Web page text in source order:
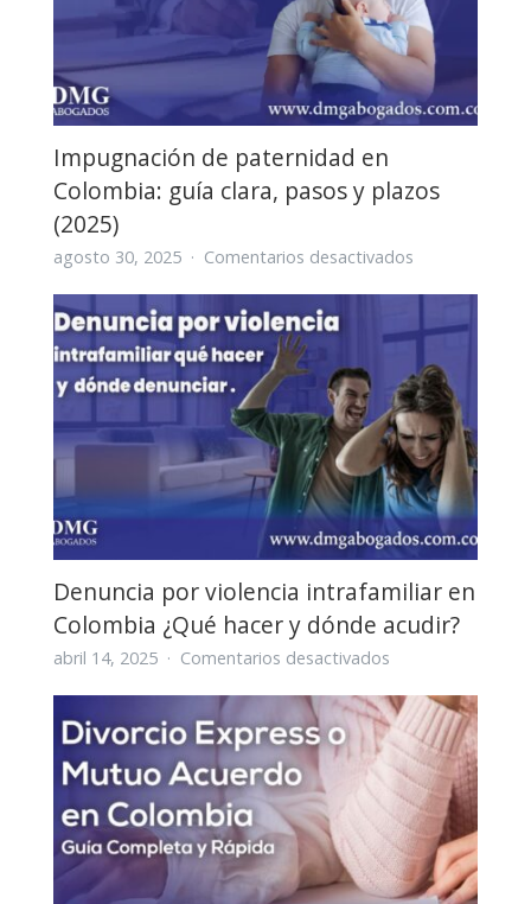
Impugnación de paternidad en
Colombia: guía clara, pasos y plazos
(2025)
agosto 30, 2025 Comentarios desactivadosen
paternidad
en
Colombia:
guía
clara,
pasos
y
plazos
(2025)
Denuncia por violencia intrafamiliar en
Colombia ¿Qué hacer y dónde acudir?
abril 14, 2025 Comentarios desactivadosen
por
violencia
intrafamiliar
en
Colombia
¿Qué
hacer
y